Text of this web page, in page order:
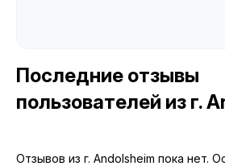
Последние отзывы
пользователей из г.
Отзывов из г. Andolsheim пока нет.